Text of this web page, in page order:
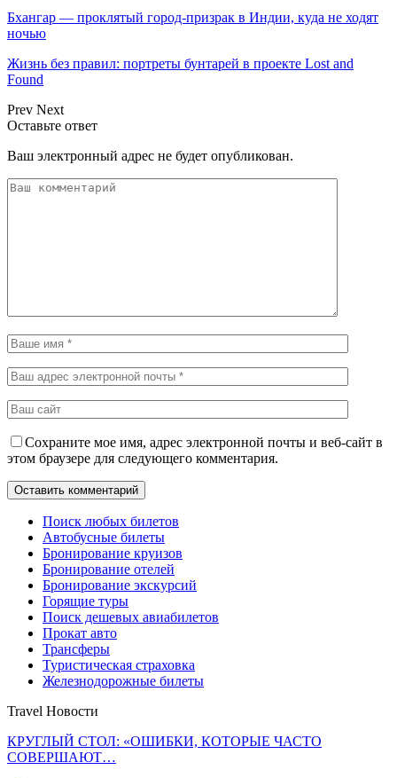
Бхангар — проклятый город-призрак в Индии, куда не ходят
ночью
Жизнь без правил: портреты бунтарей в проекте Lost and
Found
Prev Next
Оставьте ответ
Ваш электронный адрес не будет опубликован.
Сохраните мое имя, адрес электронной почты и веб-сайт в
этом браузере для следующего комментария.
Поиск любых билетов
Автобусные билеты
Бронирование круизов
Бронирование отелей
Бронирование экскурсий
Горящие туры
Поиск дешевых авиабилетов
Прокат авто
Трансферы
Туристическая страховка
Железнодорожные билеты
Travel Новости
КРУГЛЫЙ СТОЛ: «ОШИБКИ, КОТОРЫЕ ЧАСТО
СОВЕРШАЮТ…